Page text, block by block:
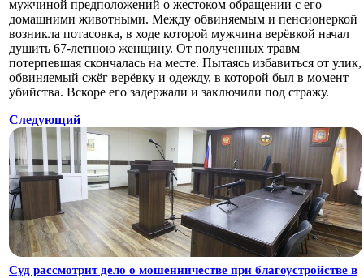
мужчиной предположений о жестоком обращении с его
домашними животными. Между обвиняемым и пенсионеркой
возникла потасовка, в ходе которой мужчина верёвкой начал
душить 67-летнюю женщину. От полученных травм
потерпевшая скончалась на месте. Пытаясь избавиться от улик,
обвиняемый сжёг верёвку и одежду, в которой был в момент
убийства. Вскоре его задержали и заключили под стражу.
Следующий
Суд рассмотрит дело о мошенничестве при благоустройстве в